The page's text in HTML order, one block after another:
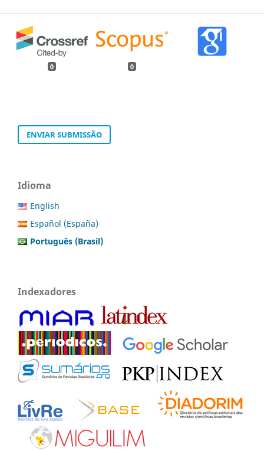
0 0
ENVIAR SUBMISSÃO
Idioma
English
Español (España)
Português (Brasil)
Indexadores